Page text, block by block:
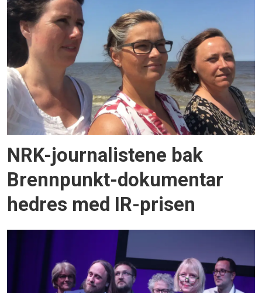
NRK-journalistene bak
Brennpunkt-dokumentar
hedres med IR-prisen